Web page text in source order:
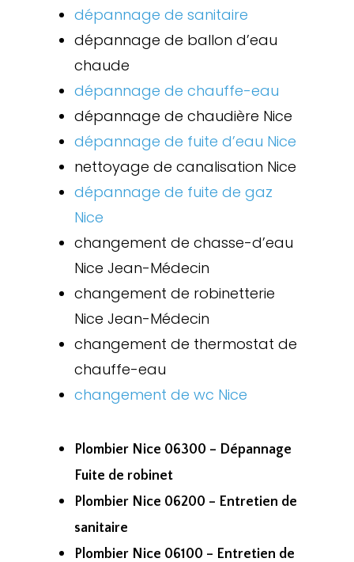
dépannage de sanitaire
dépannage de ballon d’eau
chaude
dépannage de chauffe-eau
dépannage de chaudière Nice
dépannage de fuite d’eau Nice
nettoyage de canalisation Nice
dépannage de fuite de gaz
Nice
changement de chasse-d’eau
Nice Jean-Médecin
changement de robinetterie
Nice Jean-Médecin
changement de thermostat de
chauffe-eau
changement de wc Nice
Plombier Nice 06300 – Dépannage
Fuite de robinet
Plombier Nice 06200 – Entretien de
sanitaire
Plombier Nice 06100 – Entretien de